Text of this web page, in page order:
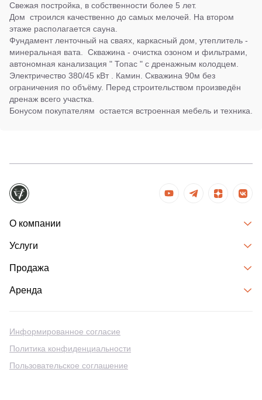
Свежая постройка, в собственности более 5 лет.
Дом строился качественно до самых мелочей. На втором
этаже располагается сауна.
Фундамент ленточный на сваях, каркасный дом, утеплитель -
минеральная вата. Скважина - очистка озоном и фильтрами,
автономная канализация " Топас " с дренажным колодцем.
Электричество 380/45 кВт . Камин. Скважина 90м без
ограничения по объёму. Перед строительством произведён
дренаж всего участка.
Бонусом покупателям остается встроенная мебель и техника.
О компании
Услуги
Продажа
Аренда
Информированное согласие
Политика конфиденциальности
Пользовательское соглашение